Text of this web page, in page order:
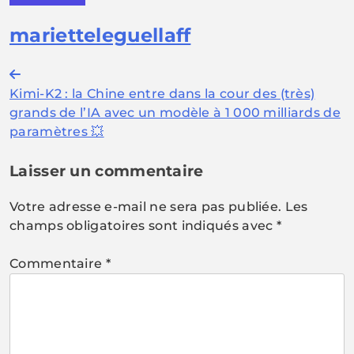
marietteleguellaff
Navigation
de
l’article
Kimi-K2 : la Chine entre dans la cour des (très)
grands de l’IA avec un modèle à 1 000 milliards de
paramètres 💥
Laisser un commentaire
Votre adresse e-mail ne sera pas publiée. Les
champs obligatoires sont indiqués avec *
Commentaire *